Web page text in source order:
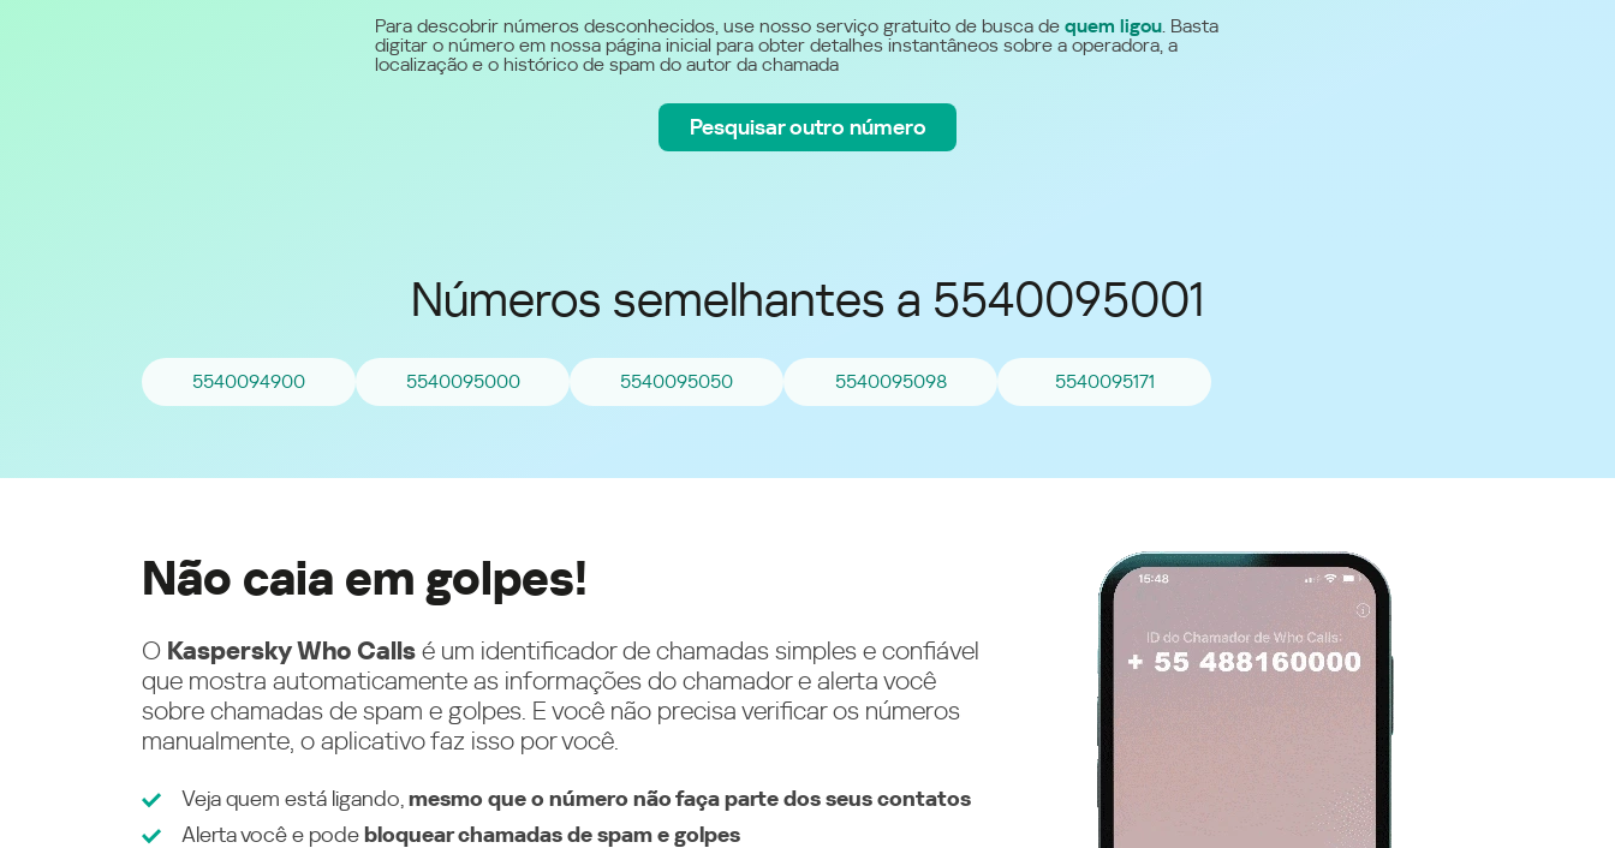
Україна (Ukraine)
Para todos os demais
Para descobrir números desconhecidos, use nosso serviço gratuito de busca de quem ligou. Basta
digitar o número em nossa página inicial para obter detalhes instantâneos sobre a operadora, a
localização e o histórico de spam do autor da chamada
Pesquisar outro número
Números semelhantes a 5540095001
5540094900 5540095000 5540095050 5540095098 5540095171
Não caia em golpes!
O Kaspersky Who Calls é um identificador de chamadas simples e confiável
que mostra automaticamente as informações do chamador e alerta você
sobre chamadas de spam e golpes. E você não precisa verificar os números
manualmente, o aplicativo faz isso por você.
Veja quem está ligando, mesmo que o número não faça parte dos seus contatos
Alerta você e podebloquear chamadas de spam e golpes